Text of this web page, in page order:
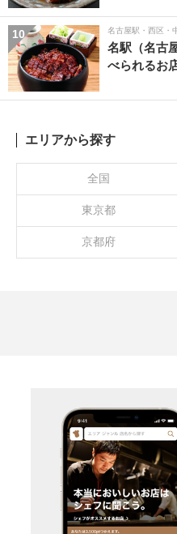
10 名古屋駅・西区・
名駅（名古
べられるお
エリアから探す
全国
東京都
京都府